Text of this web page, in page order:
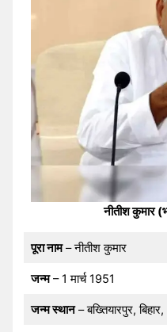
नीतीश कुमार
पूरा नाम– नीतीश कुमार
जन्म– 1 मार्च 1951
जन्म स्थान– बख्तियारपुर,